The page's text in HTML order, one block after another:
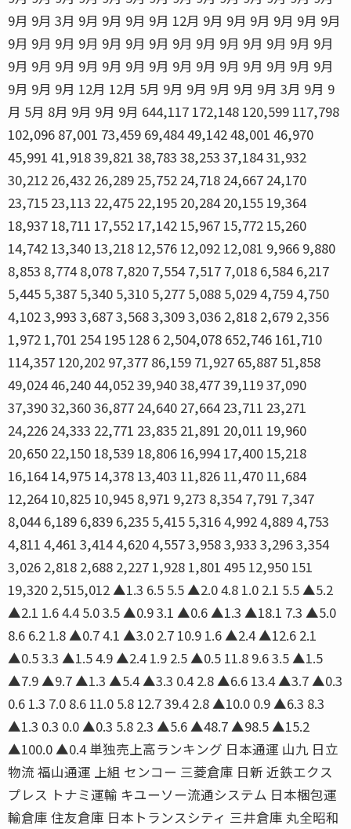
9月 9月 3月 9月 9月 9月 9月 12月 9月 9月 9月 9月 9月 9月
9月 9月 9月 9月 9月 9月 9月 9月 9月 9月 9月 9月 9月 9月
9月 9月 9月 9月 9月 9月 9月 9月 9月 9月 9月 9月 9月 9月
9月 9月 9月 12月 12月 5月 9月 9月 9月 9月 9月 3月 9月 9
月 5月 8月 9月 9月 9月 644,117 172,148 120,599 117,798
102,096 87,001 73,459 69,484 49,142 48,001 46,970
45,991 41,918 39,821 38,783 38,253 37,184 31,932
30,212 26,432 26,289 25,752 24,718 24,667 24,170
23,715 23,113 22,475 22,195 20,284 20,155 19,364
18,937 18,711 17,552 17,142 15,967 15,772 15,260
14,742 13,340 13,218 12,576 12,092 12,081 9,966 9,880
8,853 8,774 8,078 7,820 7,554 7,517 7,018 6,584 6,217
5,445 5,387 5,340 5,310 5,277 5,088 5,029 4,759 4,750
4,102 3,993 3,687 3,568 3,309 3,036 2,818 2,679 2,356
1,972 1,701 254 195 128 6 2,504,078 652,746 161,710
114,357 120,202 97,377 86,159 71,927 65,887 51,858
49,024 46,240 44,052 39,940 38,477 39,119 37,090
37,390 32,360 36,877 24,640 27,664 23,711 23,271
24,226 24,333 22,771 23,835 21,891 20,011 19,960
20,650 22,150 18,539 18,806 16,994 17,400 15,218
16,164 14,975 14,378 13,403 11,826 11,470 11,684
12,264 10,825 10,945 8,971 9,273 8,354 7,791 7,347
8,044 6,189 6,839 6,235 5,415 5,316 4,992 4,889 4,753
4,811 4,461 3,414 4,620 4,557 3,958 3,933 3,296 3,354
3,026 2,818 2,688 2,227 1,928 1,801 495 12,950 151
19,320 2,515,012 ▲1.3 6.5 5.5 ▲2.0 4.8 1.0 2.1 5.5 ▲5.2
▲2.1 1.6 4.4 5.0 3.5 ▲0.9 3.1 ▲0.6 ▲1.3 ▲18.1 7.3 ▲5.0
8.6 6.2 1.8 ▲0.7 4.1 ▲3.0 2.7 10.9 1.6 ▲2.4 ▲12.6 2.1
▲0.5 3.3 ▲1.5 4.9 ▲2.4 1.9 2.5 ▲0.5 11.8 9.6 3.5 ▲1.5
▲7.9 ▲9.7 ▲1.3 ▲5.4 ▲3.3 0.4 2.8 ▲6.6 13.4 ▲3.7 ▲0.3
0.6 1.3 7.0 8.6 11.0 5.8 12.7 39.4 2.8 ▲10.0 0.9 ▲6.3 8.3
▲1.3 0.3 0.0 ▲0.3 5.8 2.3 ▲5.6 ▲48.7 ▲98.5 ▲15.2
▲100.0 ▲0.4 単独売上高ランキング 日本通運 山九 日立
物流 福山通運 上組 センコー 三菱倉庫 日新 近鉄エクス
プレス トナミ運輸 キユーソー流通システム 日本梱包運
輸倉庫 住友倉庫 日本トランスシティ 三井倉庫 丸全昭和